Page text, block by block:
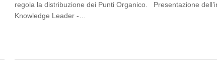
regola la distribuzione dei Punti Organico. Presentazione
Knowledge Leader -…